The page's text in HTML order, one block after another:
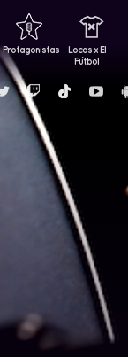
Protagonistas
Locos x El
Fútbol